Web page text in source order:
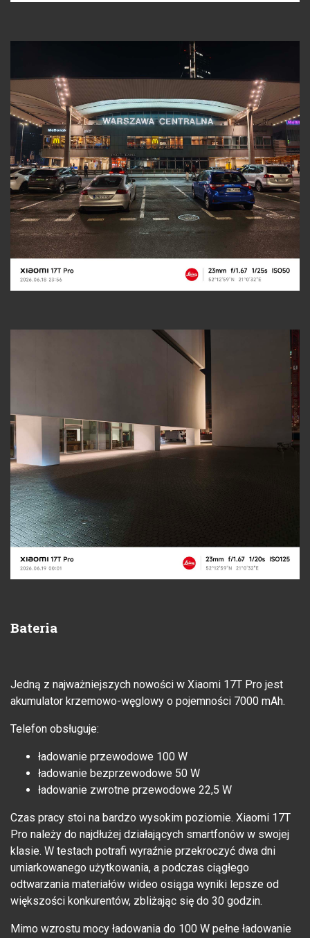
Bateria
Jedną z najważniejszych nowości w Xiaomi 17T Pro jest
akumulator krzemowo-węglowy o pojemności 7000 mAh.
Telefon obsługuje:
ładowanie przewodowe 100 W
ładowanie bezprzewodowe 50 W
ładowanie zwrotne przewodowe 22,5 W
Czas pracy stoi na bardzo wysokim poziomie. Xiaomi 17T
Pro należy do najdłużej działających smartfonów w swojej
klasie. W testach potrafi wyraźnie przekroczyć dwa dni
umiarkowanego użytkowania, a podczas ciągłego
odtwarzania materiałów wideo osiąga wyniki lepsze od
większości konkurentów, zbliżając się do 30 godzin.
Mimo wzrostu mocy ładowania do 100 W pełne ładowanie